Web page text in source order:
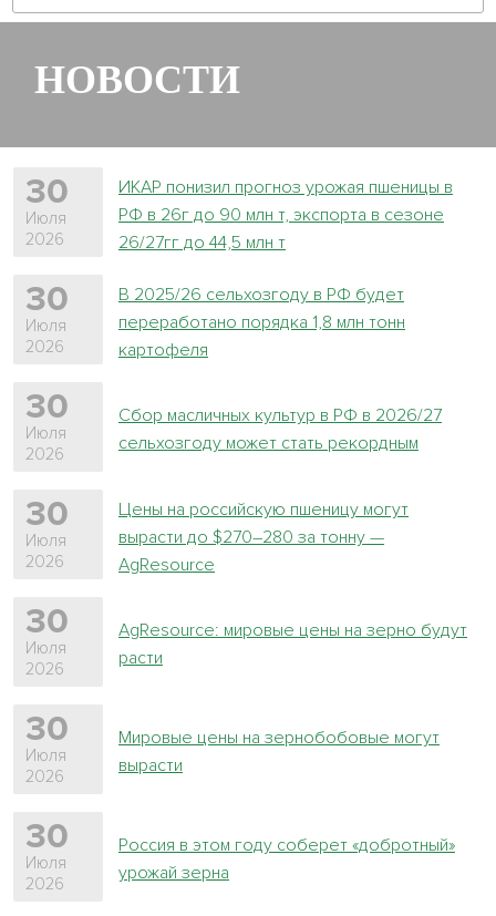
НОВОСТИ
30
Июля
2026
ИКАР понизил прогноз урожая пшеницы в
РФ в 26г до 90 млн т, экспорта в сезоне
26/27гг до 44,5 млн т
30
Июля
2026
В 2025/26 сельхозгоду в РФ будет
переработано порядка 1,8 млн тонн
картофеля
30
Июля
2026
Сбор масличных культур в РФ в 2026/27
сельхозгоду может стать рекордным
30
Июля
2026
Цены на российскую пшеницу могут
вырасти до $270–280 за тонну —
AgResource
30
Июля
2026
AgResource: мировые цены на зерно будут
расти
30
Июля
2026
Мировые цены на зернобобовые могут
вырасти
30
Июля
2026
Россия в этом году соберет «добротный»
урожай зерна